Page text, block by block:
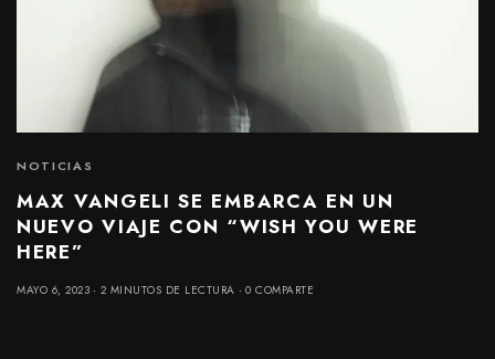
NOTICIAS
MAX VANGELI SE EMBARCA EN UN
NUEVO VIAJE CON “WISH YOU WERE
HERE”
MAYO 6, 2023 2 MINUTOS DE LECTURA 0 COMPARTE